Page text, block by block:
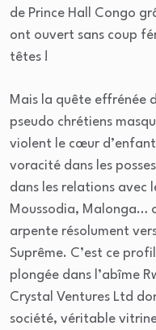
de Prince Hall Congo
ont ouvert sans coup
têtes !
Mais la quête effrénée
pseudo chrétiens
violent le cœur
voracité dans les
dans les relations avec
Moussodia, Malonga…
arpente résolument
Suprême. C’est ce
plongée dans l’abîme
Crystal Ventures Ltd
société, véritable